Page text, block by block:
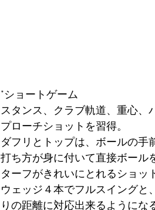
*ショートゲーム
スタンス、クラブ軌道、重心
プローチショットを習得。
ダフリとトップは、ボールの手
打ち方が身に付いて直接ボール
ターフがきれいにとれるショッ
ウェッジ４本でフルスイングと
りの距離に対応出来るように